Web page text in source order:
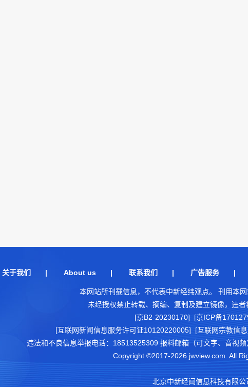
关于我们 | About us| 联系我们 | 广告服务|
本网站所刊载信息，不代表中新经纬观点。 刊用本网
未经授权禁止转载、摘编、复制及建立镜像，违
[京B2-20230170] [京ICP备
[互联网新闻信息服务许可证10120220005]
[互联网宗教信
违法和不良信息举报电话：18513525309 报料邮箱（可文字、音视
Copyright ©2017-2026 jwview.com. All
北京中新经闻信息科技有限公